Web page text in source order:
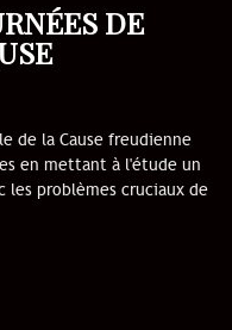
DE
de la Cause freudienne
en mettant à l'étude un
les problèmes cruciaux de